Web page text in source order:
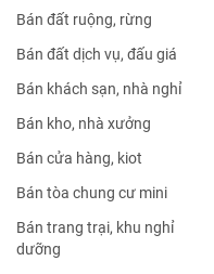
Bán đất ruộng, rừng
Bán đất dịch vụ, đấu giá
Bán khách sạn, nhà nghỉ
Bán kho, nhà xưởng
Bán cửa hàng, kiot
Bán tòa chung cư mini
Bán trang trại, khu nghỉ
dưỡng